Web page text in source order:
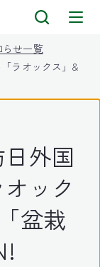
らせ一覧
ラオックス」&
外国
ック
盆栽